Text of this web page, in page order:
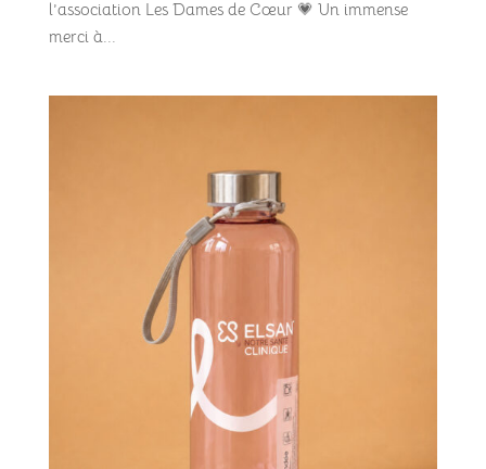
l’association Les Dames de Cœur 💗 Un immense
merci à...